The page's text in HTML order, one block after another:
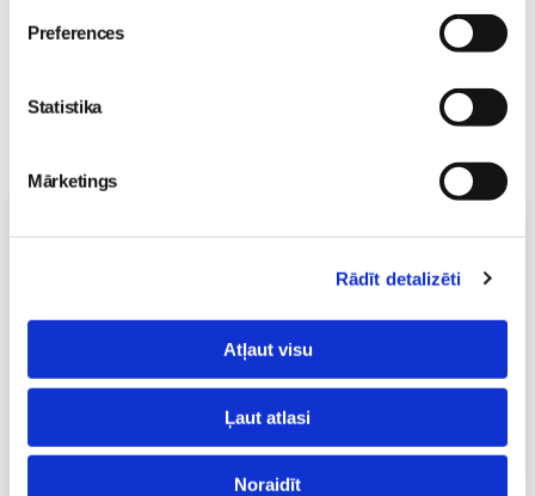
Preferences
Statistika
Mārketings
Rādīt detalizēti
Atļaut visu
Ļaut atlasi
Noraidīt
Topošo un jauno māmiņu lutināšanas programma ar
skaistumkopšanas speciālisti Ivetu Liberti
Vaksācija topošajām un jaunajām māmiņām